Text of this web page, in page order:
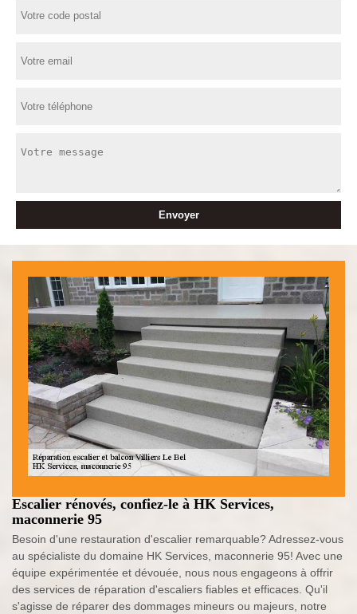
Escalier rénovés, confiez-le à HK Services,
maconnerie 95
Besoin d'une restauration d'escalier remarquable? Adressez-vous
au spécialiste du domaine HK Services, maconnerie 95! Avec une
équipe expérimentée et dévouée, nous nous engageons à offrir
des services de réparation d'escaliers fiables et efficaces. Qu'il
s'agisse de réparer des dommages mineurs ou majeurs, notre